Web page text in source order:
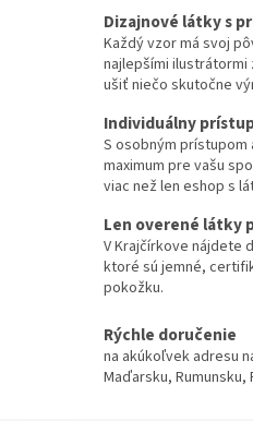
Dizajnové látky s
Každý vzor má svoj
najlepšími ilustrátormi
ušiť niečo skutočne
Individuálny
S osobným
maximum pre vašu
viac než len eshop s
Len overené látky
V Krajčírkove nájdete
ktoré sú jemné,
pokožku.
Rýchle doručenie
na akúkoľvek adresu
Maďarsku, Rumunsku,